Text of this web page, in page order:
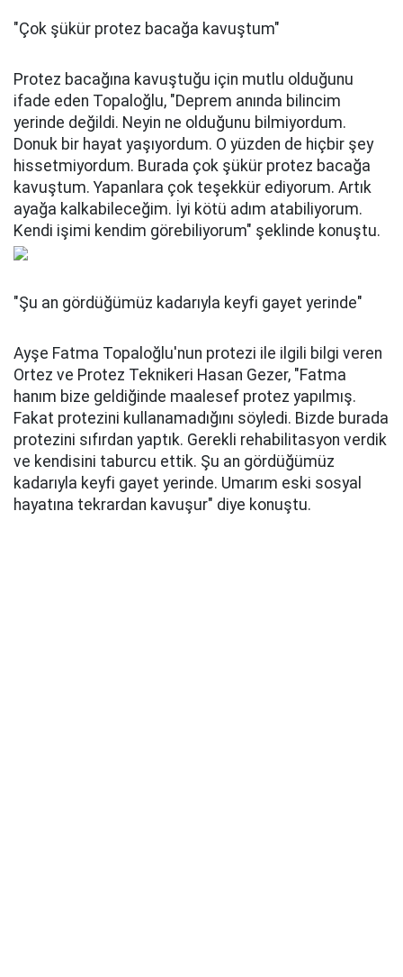
"Çok şükür protez bacağa kavuştum"
Protez bacağına kavuştuğu için mutlu olduğunu
ifade eden Topaloğlu, "Deprem anında bilincim
yerinde değildi. Neyin ne olduğunu bilmiyordum.
Donuk bir hayat yaşıyordum. O yüzden de hiçbir şey
hissetmiyordum. Burada çok şükür protez bacağa
kavuştum. Yapanlara çok teşekkür ediyorum. Artık
ayağa kalkabileceğim. İyi kötü adım atabiliyorum.
Kendi işimi kendim görebiliyorum" şeklinde konuştu.
"Şu an gördüğümüz kadarıyla keyfi gayet yerinde"
Ayşe Fatma Topaloğlu'nun protezi ile ilgili bilgi veren
Ortez ve Protez Teknikeri Hasan Gezer, "Fatma
hanım bize geldiğinde maalesef protez yapılmış.
Fakat protezini kullanamadığını söyledi. Bizde burada
protezini sıfırdan yaptık. Gerekli rehabilitasyon verdik
ve kendisini taburcu ettik. Şu an gördüğümüz
kadarıyla keyfi gayet yerinde. Umarım eski sosyal
hayatına tekrardan kavuşur" diye konuştu.